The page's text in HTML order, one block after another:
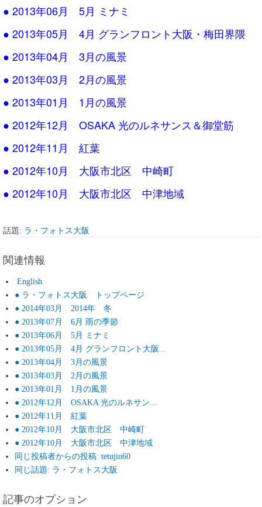
● 2013年06月 5月 ミナミ
● 2013年05月 4月 グランフロント大阪・梅田界隈
● 2013年04月 3月の風景
● 2013年03月 2月の風景
● 2013年01月 1月の風景
● 2012年12月 OSAKA 光のルネサンス＆御堂筋
● 2012年11月 紅葉
● 2012年10月 大阪市北区 中崎町
● 2012年10月 大阪市北区 中津地域
話題: ラ・フォトス大阪
関連情報
English
● ラ・フォトス大阪 トップページ
● 2014年03月 2014年 冬
● 2013年07月 6月 雨の季節
● 2013年06月 5月 ミナミ
● 2013年05月 4月 グランフロント大阪...
● 2013年04月 3月の風景
● 2013年03月 2月の風景
● 2013年01月 1月の風景
● 2012年12月 OSAKA 光のルネサン...
● 2012年11月 紅葉
● 2012年10月 大阪市北区 中崎町
● 2012年10月 大阪市北区 中津地域
同じ投稿者からの投稿: tetujin60
同じ話題: ラ・フォトス大阪
記事のオプション